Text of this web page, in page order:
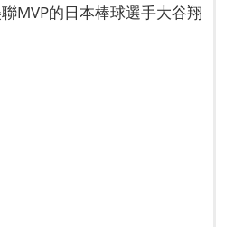
MVP的日本棒球選手大谷翔